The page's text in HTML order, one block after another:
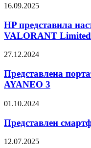
и
Flight
2,
SoloCast
и
FlipCast
HP
настольный
ПК
OMEN
VALORANT
Edition
16.09.2025
HP представила
VALORANT
Представлена
игровая
консоль
AYANEO
27.12.2024
Представлена
AYANEO 3
Представлен
Moto
G75
5G
01.10.2024
Представлен
В
12.07.2025